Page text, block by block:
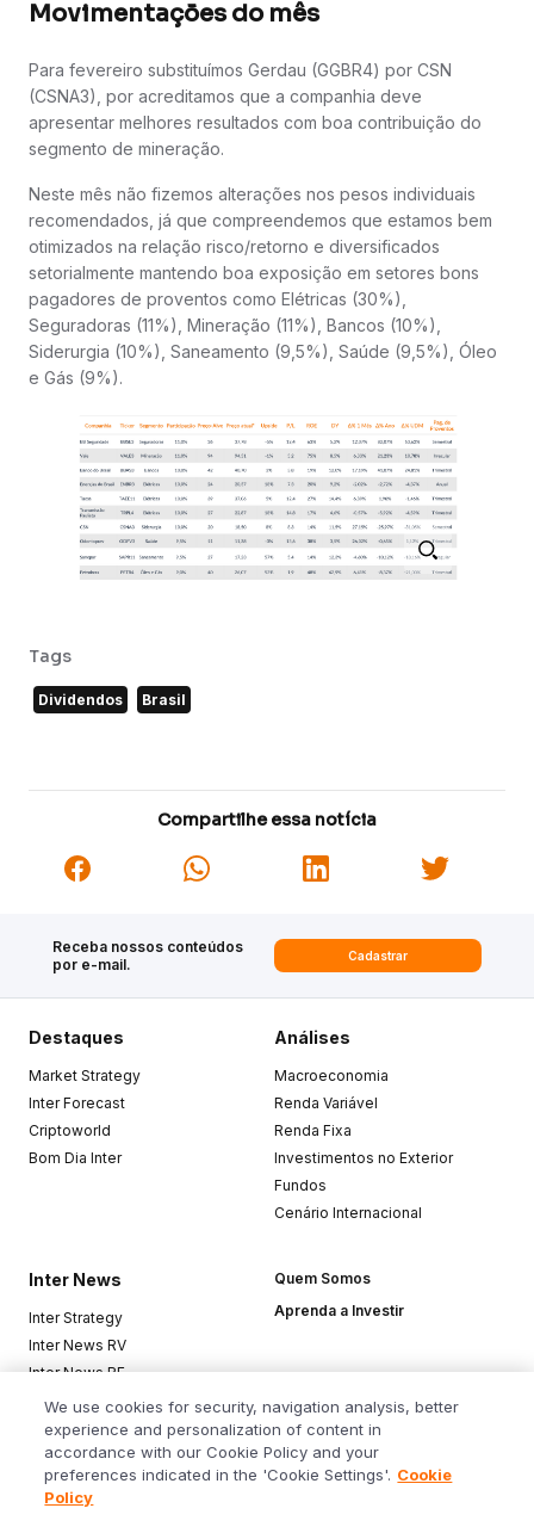
Movimentações do mês
Para fevereiro substituímos Gerdau (GGBR4) por CSN
(CSNA3), por acreditamos que a companhia deve
apresentar melhores resultados com boa contribuição do
segmento de mineração.
Neste mês não fizemos alterações nos pesos individuais
recomendados, já que compreendemos que estamos bem
otimizados na relação risco/retorno e diversificados
setorialmente mantendo boa exposição em setores bons
pagadores de proventos como Elétricas (30%),
Seguradoras (11%), Mineração (11%), Bancos (10%),
Siderurgia (10%), Saneamento (9,5%), Saúde (9,5%), Óleo
e Gás (9%).
Tags
Dividendos Brasil
Compartilhe essa notícia
Receba nossos conteúdos
por e-mail.
Cadastrar
Destaques
Market Strategy
Inter Forecast
Criptoworld
Bom Dia Inter
Análises
Macroeconomia
Renda Variável
Renda Fixa
Investimentos no Exterior
Fundos
Cenário Internacional
Inter News
Inter Strategy
Inter News RV
Inter News RF
Top Funds
Quem Somos
Aprenda a Investir
Baixe o app
We use cookies for security, navigation analysis, better
experience and personalization of content in
accordance with our Cookie Policy and your
preferences indicated in the 'Cookie Settings'. Cookie
Policy